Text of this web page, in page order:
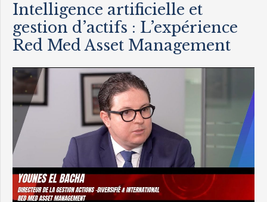
Intelligence artificielle et
gestion d’actifs : L’expérience
Red Med Asset Management